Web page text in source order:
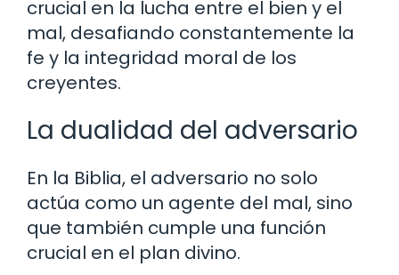
crucial en la lucha entre el bien y el
mal, desafiando constantemente la
fe y la integridad moral de los
creyentes.
La dualidad del adversario
En la Biblia, el adversario no solo
actúa como un agente del mal, sino
que también cumple una función
crucial en el plan divino.